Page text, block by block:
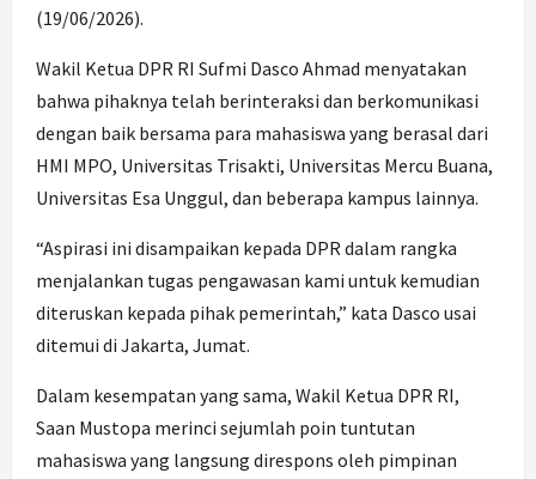
(19/06/2026).
Wakil Ketua DPR RI Sufmi Dasco Ahmad menyatakan
bahwa pihaknya telah berinteraksi dan berkomunikasi
dengan baik bersama para mahasiswa yang berasal dari
HMI MPO, Universitas Trisakti, Universitas Mercu Buana,
Universitas Esa Unggul, dan beberapa kampus lainnya.
“Aspirasi ini disampaikan kepada DPR dalam rangka
menjalankan tugas pengawasan kami untuk kemudian
diteruskan kepada pihak pemerintah,” kata Dasco usai
ditemui di Jakarta, Jumat.
Dalam kesempatan yang sama, Wakil Ketua DPR RI,
Saan Mustopa merinci sejumlah poin tuntutan
mahasiswa yang langsung direspons oleh pimpinan